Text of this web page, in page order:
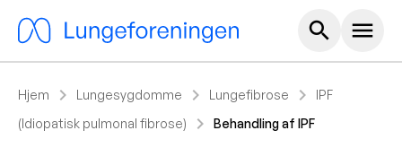
search Hoved
menu
Hjem chevron_right Lungesygdomme chevron_right Lungefibrose chevron_right
IPF
(Idiopatisk pulmonal fibrose)
chevron_right Behandling af IPF